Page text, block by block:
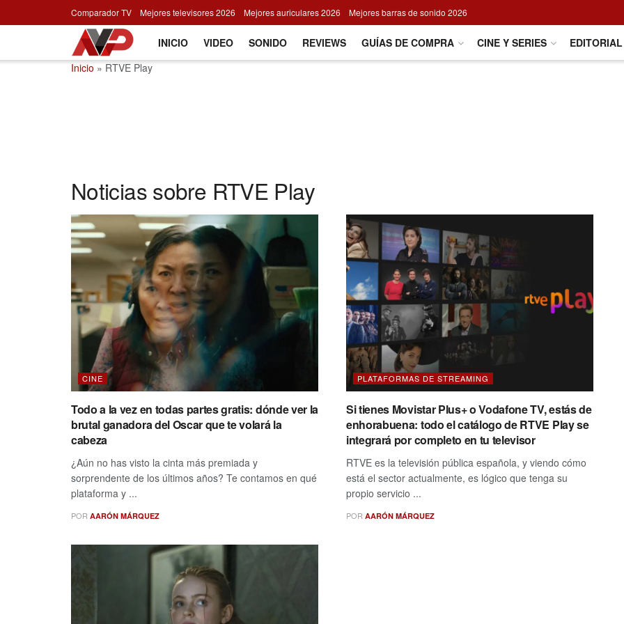
Comparador TV Mejores televisores 2026 Mejores auriculares 2026 Mejores barras de sonido 2026
INICIO VIDEO SONIDO REVIEWS GUÍAS DE COMPRA CINE Y SERIES
EDITORIAL
Inicio » RTVE Play
Noticias sobre RTVE Play
CINE
Todo a la vez en todas partes gratis: dónde ver la
brutal ganadora del Oscar que te volará la
cabeza
¿Aún no has visto la cinta más premiada y
sorprendente de los últimos años? Te contamos en qué
plataforma y ...
POR AARÓN MÁRQUEZ
PLATAFORMAS DE STREAMING
Si tienes Movistar Plus+ o Vodafone TV, estás de
enhorabuena: todo el catálogo de RTVE Play se
integrará por completo en tu televisor
RTVE es la televisión pública española, y viendo cómo
está el sector actualmente, es lógico que tenga su
propio servicio ...
POR AARÓN MÁRQUEZ